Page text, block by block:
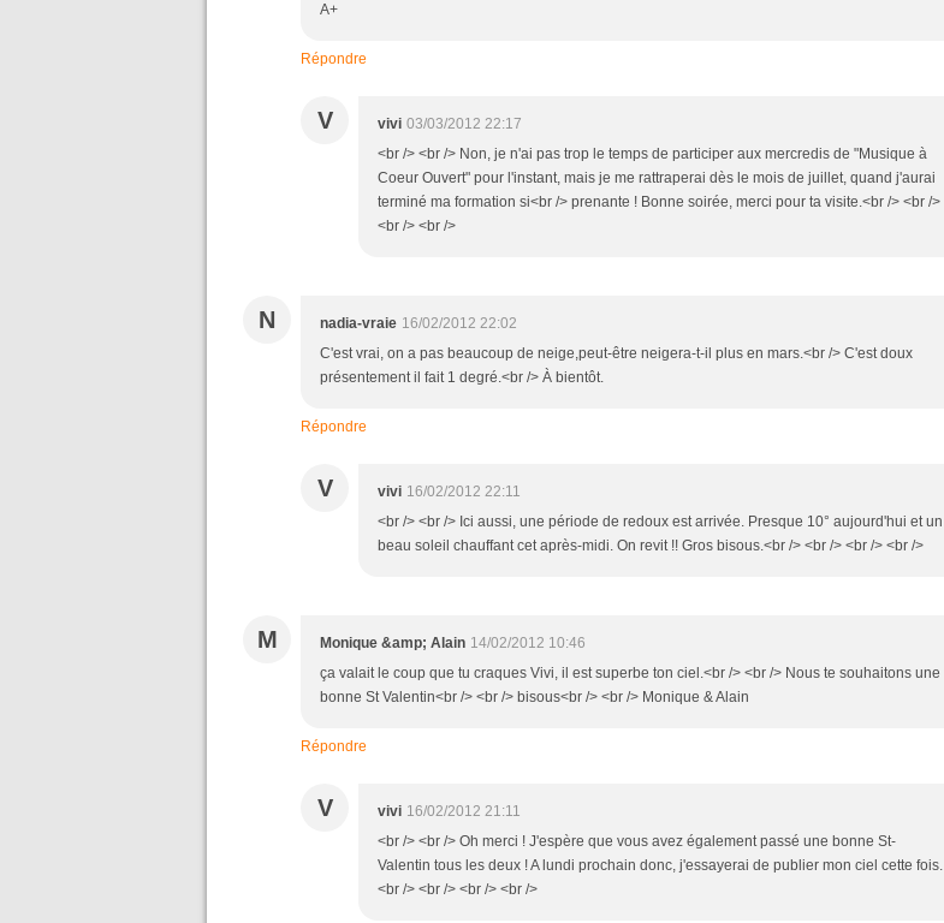
A+
Répondre
V vivi 03/03/2012 22:17
<br /> <br /> Non, je n'ai pas trop le temps de participer aux mercredis de "Musique à
Coeur Ouvert" pour l'instant, mais je me rattraperai dès le mois de juillet, quand j'aurai
terminé ma formation si<br /> prenante ! Bonne soirée, merci pour ta visite.<br /> <br />
<br /> <br />
N nadia-vraie 16/02/2012 22:02
C'est vrai, on a pas beaucoup de neige,peut-être neigera-t-il plus en mars.<br /> C'est doux
présentement il fait 1 degré.<br /> À bientôt.
Répondre
V vivi 16/02/2012 22:11
<br /> <br /> Ici aussi, une période de redoux est arrivée. Presque 10° aujourd'hui et un
beau soleil chauffant cet après-midi. On revit !! Gros bisous.<br /> <br /> <br /> <br />
M Monique &amp; Alain 14/02/2012 10:46
ça valait le coup que tu craques Vivi, il est superbe ton ciel.<br /> <br /> Nous te souhaitons une
bonne St Valentin<br /> <br /> bisous<br /> <br /> Monique & Alain
Répondre
V vivi 16/02/2012 21:11
<br /> <br /> Oh merci ! J'espère que vous avez également passé une bonne St-
Valentin tous les deux ! A lundi prochain donc, j'essayerai de publier mon ciel cette fois.
<br /> <br /> <br /> <br />